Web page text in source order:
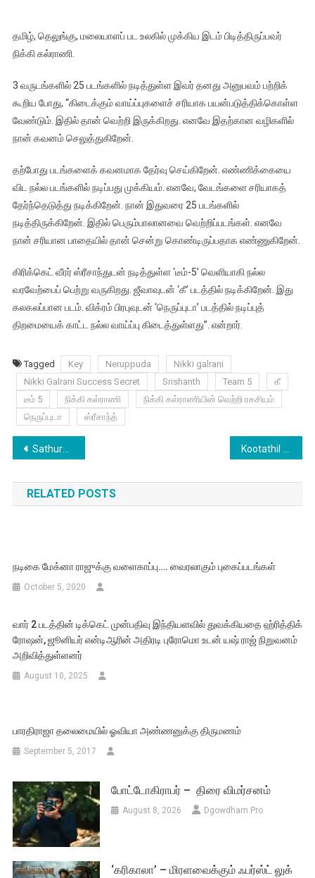
தமிழ், தெலுங்கு, மலையாளப் பட உலகில் முக்கிய இடம் பிடித்திருப்பவர்
நிக்கி கல்ராணி.
3 வருடங்களில் 25 படங்களில் நடித்துள்ள இவர் தனது அனுபவம் பற்றிக்
கூறிய போது, “கிடைக்கும் வாய்ப்புகளைச் சரியாக பயன்படுத்திக்கொள்ள
வேண்டும். இதில் தான் வெற்றி இருக்கிறது. எனவே இதற்கான வழிகளில்
நான் கவனம் செலுத்துகிறேன்.
தற்போது படங்களைக் கவனமாக தேர்வு செய்கிறேன். எண்ணிக்கையை
விட நல்ல படங்களில் நடிப்பது முக்கியம். எனவே, வேடங்களை சரியாகத்
தேர்ந்தெடுத்து நடிக்கிறேன். நான் இதுவரை 25 படங்களில்
நடித்திருக்கிறேன். இதில் பெரும்பாலானவை வெற்றிப்படங்கள். எனவே
நான் சரியான பாதையில் தான் சென்று கொண்டிருப்பதாக எண்ணுகிறேன்.
கிரிக்கெட் வீரர் ஸ்ரீசாந்துடன் நடித்துள்ள ‘டீம்-5’ வெளியாகி நல்ல
வரவேற்பைப் பெற்று வருகிறது. ஜீவாவுடன் ‘கீ’ படத்தில் நடிக்கிறேன். இது
கலகலப்பான படம். விக்ரம் பிரபுவுடன் ‘நெருப்புடா’ படத்தில் நடிப்புத்
திறமையைக் காட்ட நல்ல வாய்ப்பு கிடைத்துள்ளது”. என்றார்.
Tagged Key Neruppuda
Nikki galrani
Nikki Galrani Success Secret
Srishanth Team 5
கீ
டீம் 5
நிக்கி கல்ராணி
நிக்கி கல்ராணியின் வெற்றி ரகசியம்
நெருப்புடா
ஸ்ரீசாந்த்
Post
navigation
Sathuradi 3500 – Audio launch Stills Kootathil Oruthan – Sneak Peek
RELATED POSTS
நடிகை மேக்னா ராஜுக்கு வளைகாப்பு…. வைரலாகும் புகைப்படங்கள்
October 5, 2020
வார் 2 படத்தின் டிக்கெட் முன்பதிவு இந்தியளவில் துவக்கியதை ஹ்ரித்திக்
ரோஷன், ஜூனியர் என்டிஆரின் அதிரடி புரோமொ உடன் யஷ் ராஜ் நிறுவனம்
அறிவித்துள்ளனர்
August 10, 2025
பாரதிராஜா தலைமையில் ஓவியா அண்ணனுக்கு திருமணம்
September 5, 2017
போட்டோகிராபர் – திரை விமர்சனம்
August 8, 2026 Dgowdham Pro
‘கரிகாலா’ – மிரளவைக்கும் ஃபர்ஸ்ட் லுக்